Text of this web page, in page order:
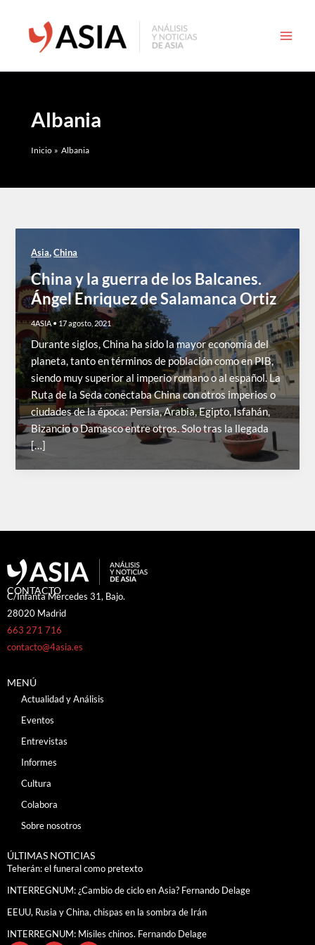
contenido
Albania
Inicio Albania
Asia,China
China y la guerra de los Balcanes.
Ángel Enriquez de Salamanca Ortiz
4ASIA • 17 agosto, 2021
Durante siglos, China ha sido la mayor economía del
planeta, tanto en términos de población como en PIB,
siendo muy superior al imperio romano o al español. La
Ruta de la Seda conectaba China con otros imperios o
ciudades de la época: Persia, Arabia, Egipto, Isfahán,
Bizancio o Damasco entre otros. Solo tras la llegada
[…]
CONTACTO
C/Infanta Mercedes 31, Bajo.
28020 Madrid
663 271 716
contacto@4asia.es
MENÚ
Actualidad y Análisis
Eventos
Entrevistas
Informes
Cultura
Colabora
Sobre nosotros
ÚLTIMAS NOTICIAS
Teherán: el funeral como pretexto
INTERREGNUM: ¿Cambio de ciclo en Asia? Fernando Delage
EEUU, Rusia y China, chispas en la sombra de Irán
INTERREGNUM: Misiles chinos. Fernando Delage